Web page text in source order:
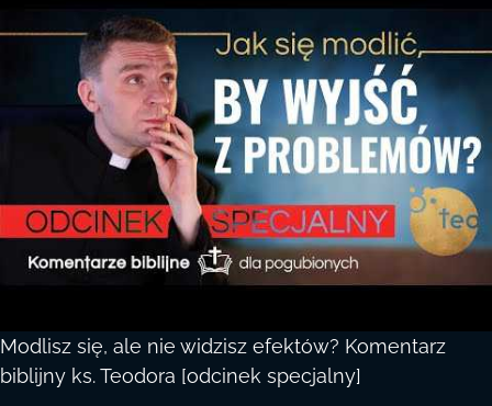
Modlisz się, ale nie widzisz efektów? Komentarz
biblijny ks. Teodora [odcinek specjalny]